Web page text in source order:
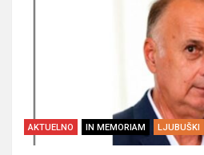
AKTUELNO IN MEMORIAM LJUBUŠKI